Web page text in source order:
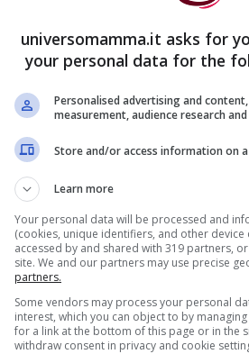
della
,
situata in tre diversi Stati
scientifica
pediatrici affetti da
dell’instabilità
.
oncologo ed ematologo
universomamma.it asks for
your personal data for the
Personalised advertising and
measurement, audience research
Store and/or access information on
Learn more
Your personal data will be processed and
(cookies, unique identifiers, and other device
accessed by and shared with 319 partners,
site. We and our partners may use precise
partners.
Some vendors may process your personal
interest, which you can object to by
for a link at the bottom of this page or in the
withdraw consent in privacy and cookie